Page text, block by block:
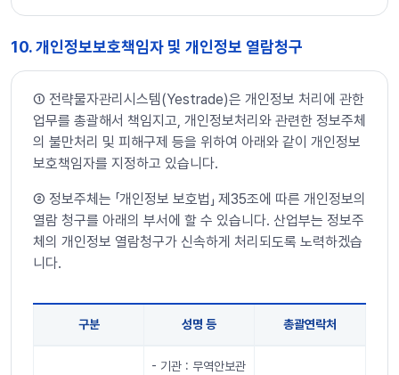
10. 개인정보보호책임자 및 개인정보 열람청구
➀ 전략물자관리시스템(Yestrade)은 개인정보 처리에 관한
업무를 총괄해서 책임지고, 개인정보처리와 관련한 정보주체
의 불만처리 및 피해구제 등을 위하여 아래와 같이 개인정보
보호책임자를 지정하고 있습니다.
➁ 정보주체는 「개인정보 보호법」 제35조에 따른 개인정보의
열람 청구를 아래의 부서에 할 수 있습니다. 산업부는 정보주
체의 개인정보 열람청구가 신속하게 처리되도록 노력하겠습
니다.
구분 성명 등 총괄연락처
- 기관 : 무역안보관